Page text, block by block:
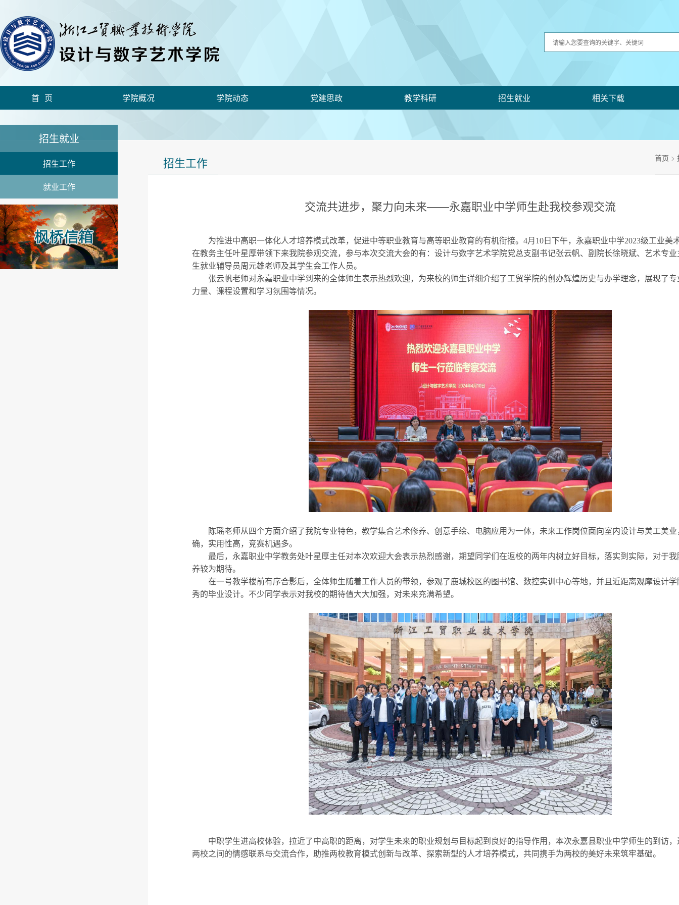
首页 学院概况 学院动态 党建思政 教学科研 招生就业 相关下载
招生就业
招生工作
就业工作
招生工作 首页 >
交流共进步，聚力向未来——永嘉职业中学师生赴我校参观交流
为推进中高职一体化人才培养模式改革，促进中等职业教育与高等职业教育的有机衔接。 4月 10 日下午， 永嘉职业中学2023级工业美
在教务主任叶星厚带领下来我院参观交流，参与本次交流大会的有：设计与数字艺术学院党总支副书记张云帆、副院长徐晓斌、艺术专
生就业辅导员周元雄老师及其学生会工作人员。
张云帆老师对永嘉职业中学到来的全体师生表示热烈欢迎， 为来校的师生详细介绍了工贸学院的创办辉煌历史与办学理念，展现了
力量、课程设置和学习氛围等情况。
陈瑶老师从四个方面介绍了我院专业特色，教学集合艺术修养、创意手绘、电脑应用为一体，未来工作岗位面向室内设计与美工美
确，实用性高，竞赛机遇多。
最后，永嘉职业中学教务处叶星厚主任对本次欢迎大会表示热烈感谢，期望同学们在返校的两年内树立好目标，落实到实际，对于
养较为期待。
在一号教学楼前有序合影后，全体师生随着工作人员的带领，参观了鹿城校区的图书馆、数控实训中心等地，并且近距离观摩设计
秀的毕业设计。不少同学表示对我校的期待值大大加强，对未来充满希望。
中职学生进高校体验，拉近了中高职的距离，对学生未来的职业规划与目标起到良好的指导作用，本次永嘉县职业中学师生的到访
两校之间的情感联系与交流合作，助推两校教育模式创新与改革、探索新型的人才培养模式，共同携手为两校的美好未来筑牢基础。